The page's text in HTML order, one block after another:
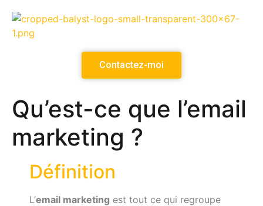
Contactez-moi
Qu’est-ce que l’email
marketing ?
Définition
L’email marketing est tout ce qui regroupe